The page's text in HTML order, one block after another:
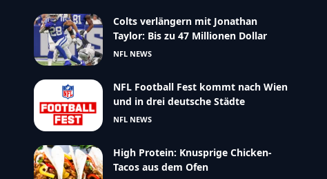
Colts verlängern mit Jonathan
Taylor: Bis zu 47 Millionen Dollar
NFL NEWS
NFL Football Fest kommt nach Wien
und in drei deutsche Städte
NFL NEWS
High Protein: Knusprige Chicken-
Tacos aus dem Ofen